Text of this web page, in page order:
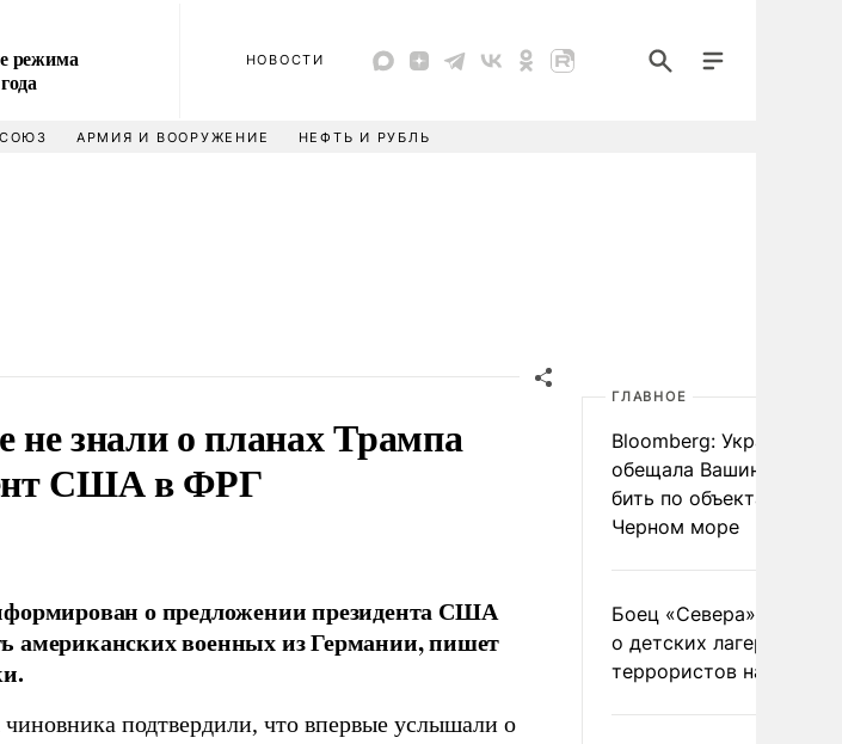
режима
НОВОСТИ
АРМИЯ И ВООРУЖЕНИЕ НЕФТЬ И РУБЛЬ
не знали о планах Трампа
США в ФРГ
о предложении президента США
американских военных из Германии, пишет
подтвердили, что впервые услышали о
ГЛАВНОЕ
Bloomberg: Украина
обещала Вашингтону не
бить по объектам КТК в
Черном море
Боец «Севера»
о детских лагерях
террористов на